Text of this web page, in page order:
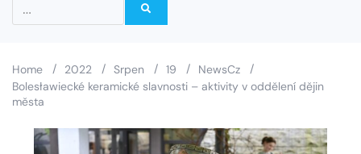
Zprávy
Home / 2022 / Srpen / 19 / NewsCz
/
Bolesławiecké keramické slavnosti – aktivity v oddělení dějin
města